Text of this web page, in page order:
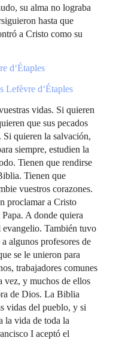
su alma no lograba
hasta que
a Cristo como su
d‘Étaples
Lefèvre d‘Étaples
vidas. Si quieren
que sus pecados
Si quieren la salvación,
siempre, estudien la
Tienen que rendirse
Tienen que
vuestros corazones.
proclamar a Cristo
A donde quiera
evangelio. También tuvo
algunos profesores de
se le unieron para
trabajadores comunes
vez, y muchos de ellos
de Dios. La Biblia
vidas del pueblo, y si
la vida de toda la
I aceptó el